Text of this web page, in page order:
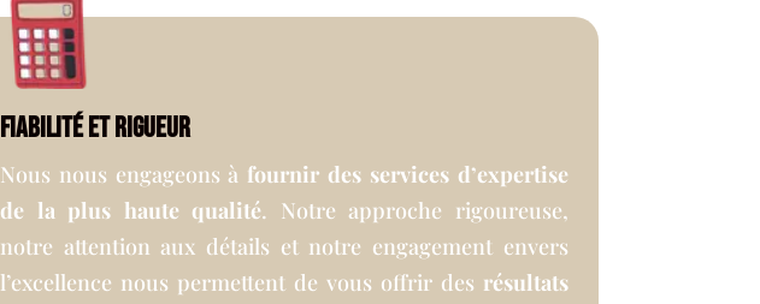
Fiabilité et rigueur
Nous nous engageons à fournir des services d’expertise
de la plus haute qualité. Notre approche rigoureuse,
notre attention aux détails et notre engagement envers
l’excellence nous permettent de vous offrir des résultats